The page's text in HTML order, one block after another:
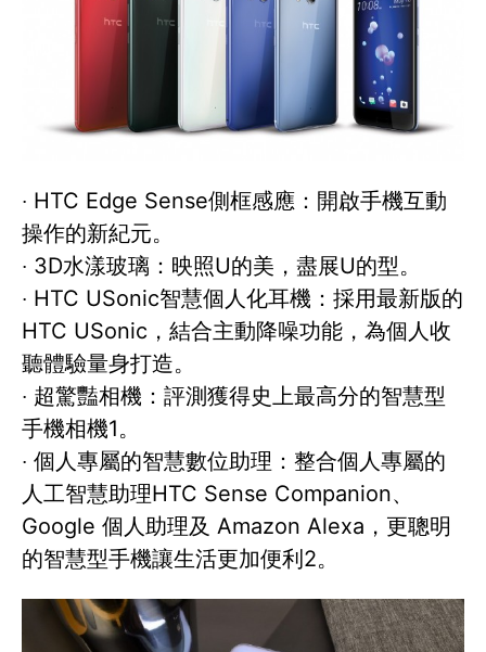
‧ HTC Edge Sense側框感應：開啟手機互動
操作的新紀元。
‧ 3D水漾玻璃：映照U的美，盡展U的型。
‧ HTC USonic智慧個人化耳機：採用最新版的
HTC USonic，結合主動降噪功能，為個人收
聽體驗量身打造。
‧ 超驚豔相機：評測獲得史上最高分的智慧型
手機相機1。
‧ 個人專屬的智慧數位助理：整合個人專屬的
人工智慧助理HTC Sense Companion、
Google 個人助理及 Amazon Alexa，更聰明
的智慧型手機讓生活更加便利2。